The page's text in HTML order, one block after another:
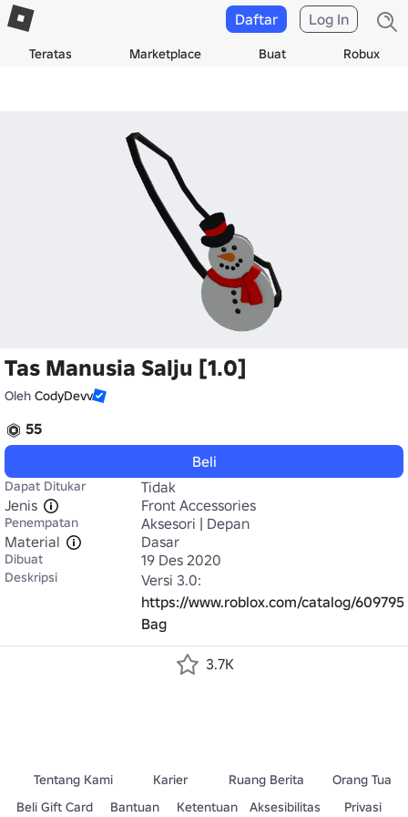
Teratas Marketplace Buat Robux
Daftar Log In
Tas Manusia Salju [1.0]
Oleh CodyDevv
55
Beli
Dapat Ditukar
Tidak
Jenis
Front Accessories
Penempatan
Aksesori | Depan
Material
Dasar
Dibuat 19 Des 2020
Deskripsi
https://www.roblox.com/catalog/
Bag
3.7K
Tentang Kami Karier Ruang Berita
Orang Tua
Beli Gift Card
Bantuan Ketentuan Aksesibilitas Privasi